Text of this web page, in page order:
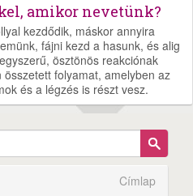
amikor nevetünk?
kezdődik, máskor annyira
fájni kezd a hasunk, és alig
ösztönös reakciónak
folyamat, amelyben az
és a légzés is részt vesz.
Címlap